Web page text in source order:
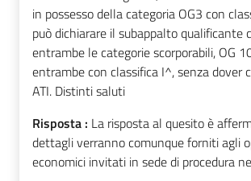
in possesso della categoria OG3 con
può dichiarare il subappalto qualificante
entrambe le categorie scorporabili, OG
entrambe con classifica I^, senza dover
ATI. Distinti saluti
Risposta : La risposta al quesito è
dettagli verranno comunque forniti agli
economici invitati in sede di procedura